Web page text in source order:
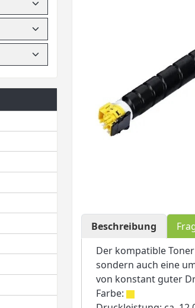
Beschreibung
Der kompatible
sondern auch eine
von konstant guter
Farbe: